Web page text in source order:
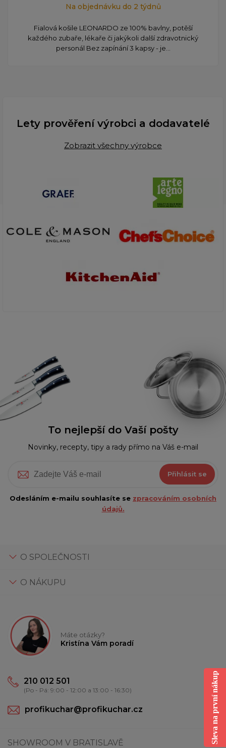
Na objednávku do 2 týdnů
Fialová košile LEONARDO ze 100% bavlny, potěší
každého zubaře, lékaře či jakýkoli další zdravotnický
personál Bez zapínání 3 kapsy - je...
Lety prověření výrobci a dodavatelé
Zobrazit všechny výrobce
To nejlepší do Vaší pošty
Novinky, recepty, tipy a rady přímo na Váš e-mail
Přihlásit se
Odesláním e-mailu souhlasíte se zpracováním osobních
údajů.
O SPOLEČNOSTI
O NÁKUPU
Máte otázky?
Kristína Vám poradí
210 012 501
(Po - Pá: 9:00 - 12:00 a 13:00 - 16:30)
profikuchar@profikuchar.cz
SHOWROOM V BRATISLAVĚ Sleva na první nákup